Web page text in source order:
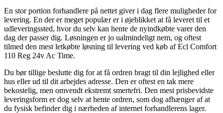
En stor portion forhandlere på nettet giver i dag flere muligheder for
levering. En der er meget populær er i øjeblikket at få leveret til et
udleveringssted, hvor du selv kan hente de nyindkøbte varer den
dag der passer dig. Løsningen er jo ualmindeligt nem, og oftest
tilmed den mest letkøbte løsning til levering ved køb af Ecl Comfort
110 Reg 24v Ac Time.
Du bør tillige beslutte dig for at få ordren bragt til din lejlighed eller
hus eller ud til dit arbejdes adresse. Den er oftest en tak mere
bekostelig, men omvendt ekstremt smertefri. Den mest prisbevidste
leveringsform er dog selv at hente ordren, som dog afhænger af at
du fysisk befinder dig i nærheden af internet forhandlerens lager.